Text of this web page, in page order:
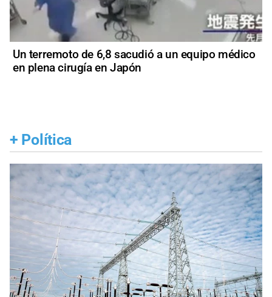
Un terremoto de 6,8 sacudió a un equipo médico
en plena cirugía en Japón
+ Política